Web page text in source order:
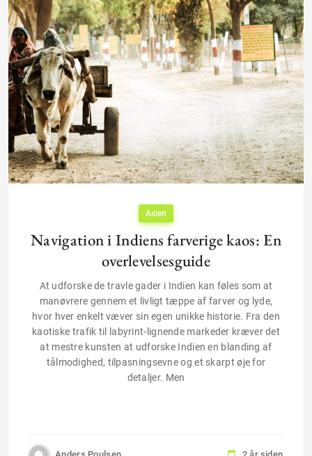
Asien
Navigation i Indiens farverige kaos: En
overlevelsesguide
At udforske de travle gader i Indien kan føles som at
manøvrere gennem et livligt tæppe af farver og lyde,
hvor hver enkelt væver sin egen unikke historie. Fra den
kaotiske trafik til labyrint-lignende markeder kræver det
at mestre kunsten at udforske Indien en blanding af
tålmodighed, tilpasningsevne og et skarpt øje for
detaljer. Men